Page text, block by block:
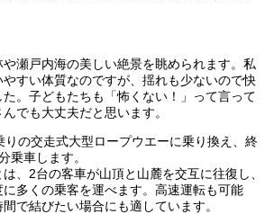
瀬戸内海の美しい絶景を眺められます。私
すい体質なのですが、揺れも少ないので快
。子どもたちも「怖くない！」って言って
でも大丈夫だと思います。
の交走式大型ロープウエーに乗り換え、終
乗車します。
、2台の客車が山頂と山麓を交互に往復し、
多くの乗客を運べます。高速運転も可能
で結びたい場合にも適しています。